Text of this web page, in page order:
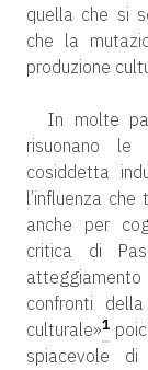
quella che si
che la
produzione
In molte
risuonano
cosiddetta
l’influenza
anche per
critica di
confronti
culturale»1
spiacevole